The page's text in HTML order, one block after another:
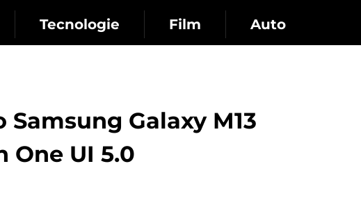
Tecnologie Film Auto
Galaxy M13
One UI 5.0